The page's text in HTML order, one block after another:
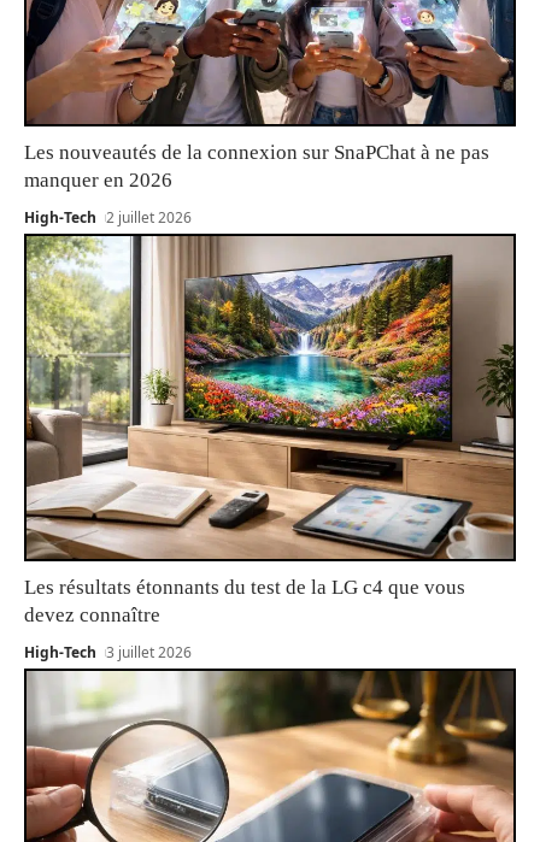
Les nouveautés de la connexion sur SnaPChat à ne pas
manquer en 2026
High-Tech 2 juillet 2026
Les résultats étonnants du test de la LG c4 que vous
devez connaître
High-Tech 3 juillet 2026